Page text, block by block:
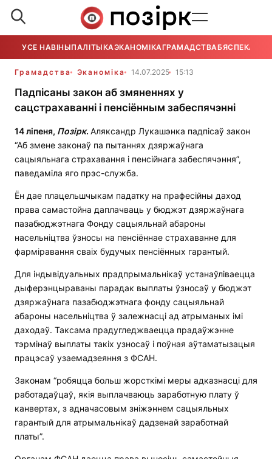
УСЕ НАВІНЫПАЛІТЫКАЭКАНОМІКАГРАМАДСТВАБЯСПЕКА
Грамадства Эканоміка 14.07.2025 15:13
Падпісаны закон аб змяненнях у
сацстрахаванні і пенсіённым забеспячэнні
14 ліпеня, Позірк. Аляксандр Лукашэнка падпісаў закон
“Аб змене законаў па пытаннях дзяржаўнага
сацыяльнага страхавання і пенсійнага забеспячэння”,
паведаміла яго прэс-служба.
Ён дае плацельшчыкам падатку на прафесійны даход
права самастойна даплачваць у бюджэт дзяржаўнага
пазабюджэтнага Фонду сацыяльнай абароны
насельніцтва ўзносы на пенсіённае страхаванне для
фарміравання сваіх будучых пенсіённых гарантый.
Для індывідуальных прадпрымальнікаў устанаўліваецца
дыферэнцыраваны парадак выплаты ўзносаў у бюджэт
дзяржаўнага пазабюджэтнага фонду сацыяльнай
абароны насельніцтва ў залежнасці ад атрыманых імі
даходаў. Таксама прадугледжваецца прадаўжэнне
тэрмінаў выплаты такіх узносаў і поўная аўтаматызацыя
працэсаў узаемадзеяння з ФСАН.
Законам “робяцца больш жорсткімі меры адказнасці для
работадаўцаў, якія выплачваюць заработную плату ў
канвертах, з адначасовым зніжэннем сацыяльных
гарантый для атрымальнікаў дадзенай заработнай
платы”.